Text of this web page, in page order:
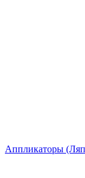
Аппликаторы